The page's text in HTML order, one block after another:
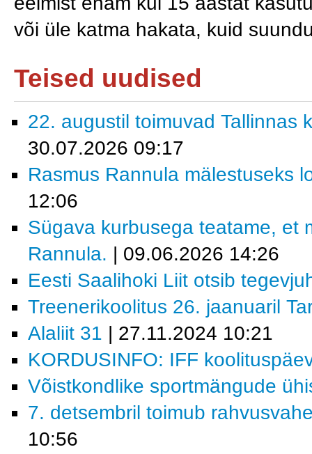
või üle katma hakata, kuid
Teised uudised
22. augustil toimuvad Tallinnas
30.07.2026 09:17
Rasmus Rannula mälestuseks
12:06
Sügava kurbusega teatame, et
Rannula. | 09.06.2026 14:26
Eesti Saalihoki Liit otsib
Treenerikoolitus 26. jaanuaril
Alaliit 31 | 27.11.2024 10:21
KORDUSINFO: IFF
Võistkondlike sportmängude
7. detsembril toimub
10:56